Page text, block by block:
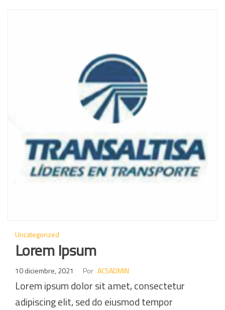
Uncategorized
Lorem Ipsum
10 diciembre, 2021 Por ACSADMIN
Lorem ipsum dolor sit amet, consectetur
adipiscing elit, sed do eiusmod tempor